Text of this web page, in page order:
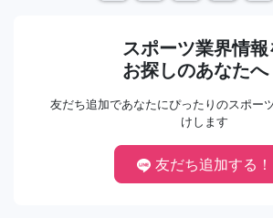
スポーツ業界情報
お探しのあなたへ
友だち追加であなたにぴったりのスポー
けします
友だち追加する！